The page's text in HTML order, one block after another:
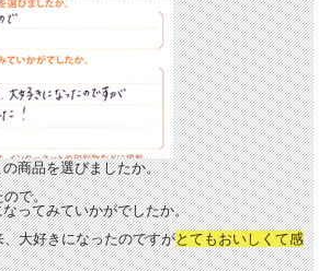
商品を選びましたか。
ので。
ってみていかがでしたか。
大好きになったのですがとてもおいしくて感